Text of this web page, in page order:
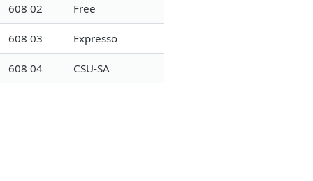
608 02 Free
608 03 Expresso
608 04 CSU-SA